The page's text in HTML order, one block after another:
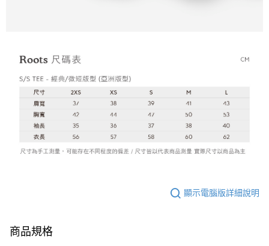
顯示電腦版詳細說明
商品規格